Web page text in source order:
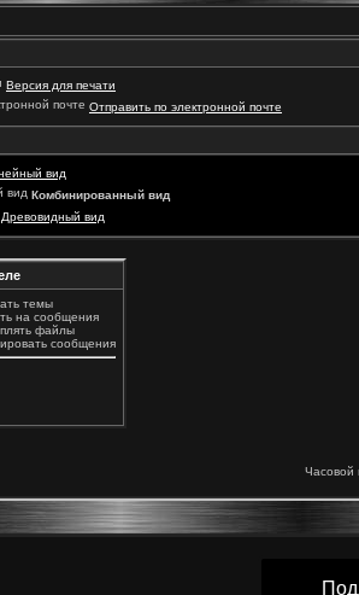
Версия для печати
Отправить по электронной почте
вид
Комбинированный вид
Древовидный вид
темы
на сообщения
файлы
сообщения
Часовой